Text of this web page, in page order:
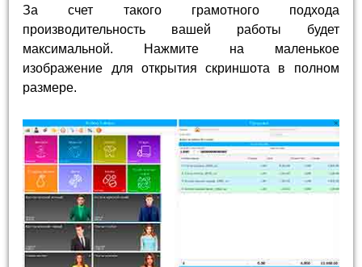
За счет такого грамотного подхода
производительность вашей работы будет
максимальной. Нажмите на маленькое
изображение для открытия скриншота в полном
размере.